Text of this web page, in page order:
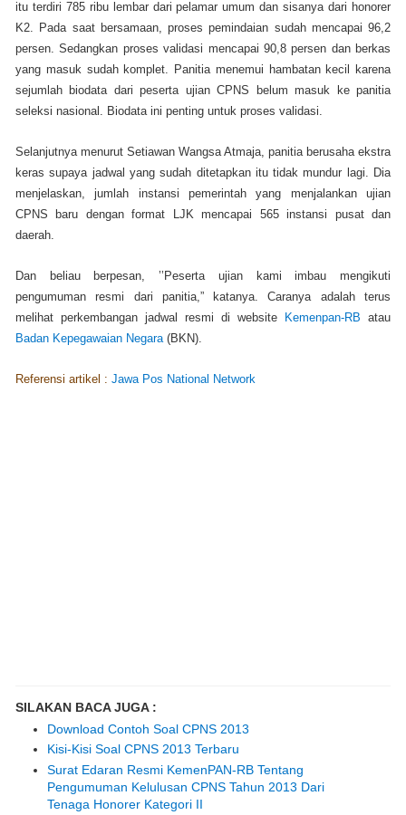
itu terdiri 785 ribu lembar dari pelamar umum dan sisanya dari honorer
K2. Pada saat bersamaan, proses pemindaian sudah mencapai 96,2
persen. Sedangkan proses validasi mencapai 90,8 persen dan berkas
yang masuk sudah komplet. Panitia menemui hambatan kecil karena
sejumlah biodata dari peserta ujian CPNS belum masuk ke panitia
seleksi nasional. Biodata ini penting untuk proses validasi.
Selanjutnya menurut Setiawan Wangsa Atmaja, panitia berusaha ekstra
keras supaya jadwal yang sudah ditetapkan itu tidak mundur lagi. Dia
menjelaskan, jumlah instansi pemerintah yang menjalankan ujian
CPNS baru dengan format LJK mencapai 565 instansi pusat dan
daerah.
Dan beliau berpesan, ’’Peserta ujian kami imbau mengikuti
pengumuman resmi dari panitia,” katanya. Caranya adalah terus
melihat perkembangan jadwal resmi di website Kemenpan-RB atau
Badan Kepegawaian Negara (BKN).
Referensi artikel : Jawa Pos National Network
SILAKAN BACA JUGA :
Download Contoh Soal CPNS 2013
Kisi-Kisi Soal CPNS 2013 Terbaru
Surat Edaran Resmi KemenPAN-RB Tentang
Pengumuman Kelulusan CPNS Tahun 2013 Dari
Tenaga Honorer Kategori II